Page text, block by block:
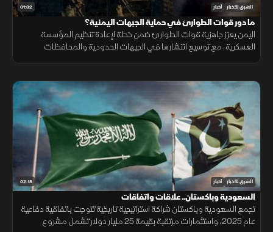
01:32 الشرق للأخبار أخبار
ما دور قوات الطوارئ في حماية الجبهات اليمنية؟
اليمن يعزز جاهزية قوات الطوارئ ضمن خطة لإعادة تنظيم المؤسسة
العسكرية، مع توسيع انتشارها في الجبهات الحدودية والمحافظات
02:18 الشرق للأخبار أخبار
السعودية وباكستان.. علاقات واتفاقات
تجمع السعودية وباكستان شراكة استراتيجية تاريخية تتوجت باتفاقية دفاعية
عام 2025، واستثمارات مرتقبة بقيمة 25 مليار دولار تشمل مشروع